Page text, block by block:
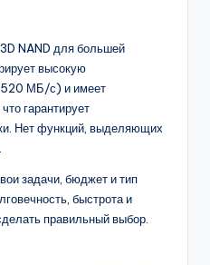
NAND для большей
высокую
520 МБ/с) и имеет
гарантирует
Нет функций, выделяющих
задачи, бюджет и тип
быстрота и
правильный выбор.